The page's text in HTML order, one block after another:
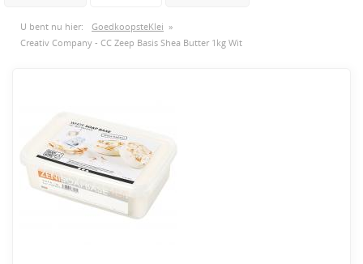
U bent nu hier: GoedkoopsteKlei »
Creativ Company - CC Zeep Basis Shea Butter 1kg Wit